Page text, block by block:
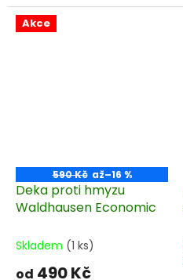
Akce
590 Kč až–16 %
Deka proti hmyzu
Waldhausen Economic
Skladem (1 ks)
od 490 Kč